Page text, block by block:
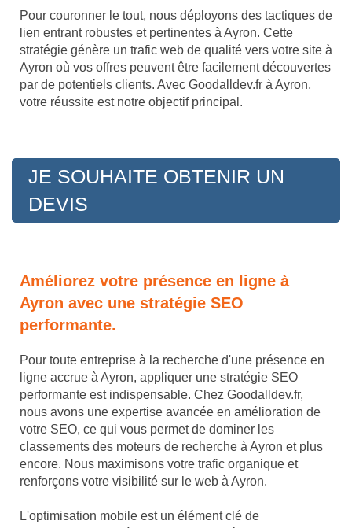
Pour couronner le tout, nous déployons des tactiques de
lien entrant robustes et pertinentes à Ayron. Cette
stratégie génère un trafic web de qualité vers votre site à
Ayron où vos offres peuvent être facilement découvertes
par de potentiels clients. Avec Goodalldev.fr à Ayron,
votre réussite est notre objectif principal.
JE SOUHAITE OBTENIR UN
DEVIS
Améliorez votre présence en ligne à
Ayron avec une stratégie SEO
performante.
Pour toute entreprise à la recherche d'une présence en
ligne accrue à Ayron, appliquer une stratégie SEO
performante est indispensable. Chez Goodalldev.fr,
nous avons une expertise avancée en amélioration de
votre SEO, ce qui vous permet de dominer les
classements des moteurs de recherche à Ayron et plus
encore. Nous maximisons votre trafic organique et
renforçons votre visibilité sur le web à Ayron.
L'optimisation mobile est un élément clé de